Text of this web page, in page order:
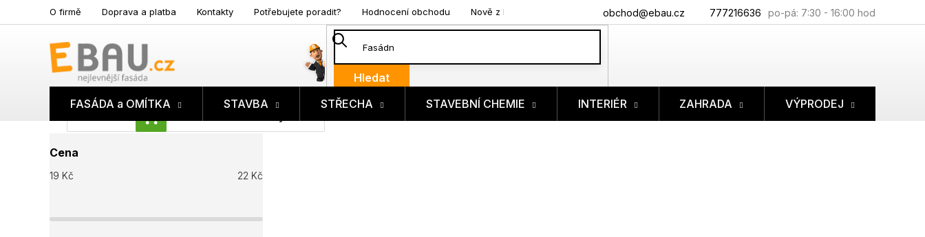
na
777216636
obchod@ebau.cz
O firmě Doprava a platba Kontakty Potřebujete poradit? Hodnocení obchodu Nově z blogu
Hledat
NÁKUPNÍ
FASÁDA a OMÍTKA STAVBA STŘECHA STAVEBNÍ CHEMIE INTERIÉR ZAHRADA VÝPRODEJ
o
s
a
Cena
19 Kč 22 Kč